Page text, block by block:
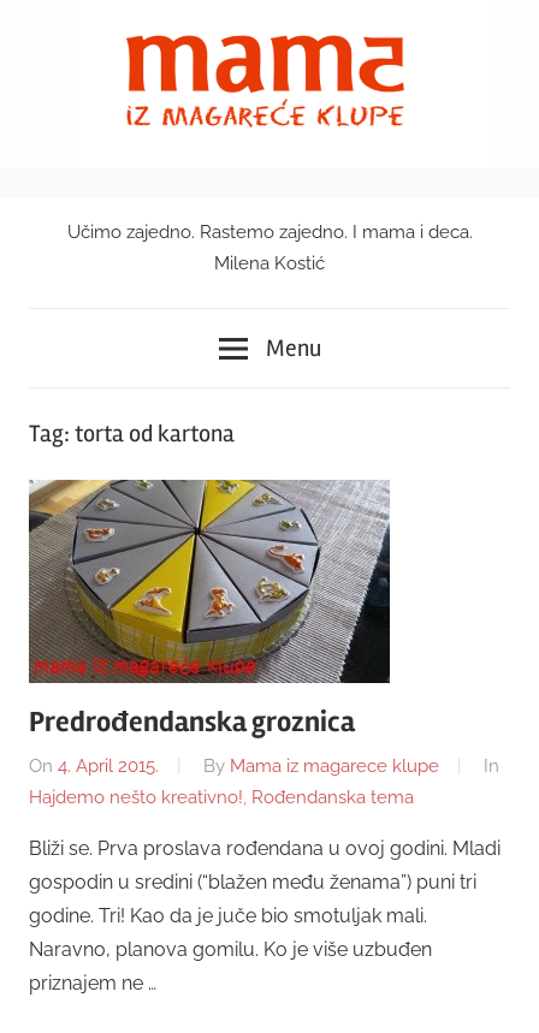
Mama
magareće
klupe
Učimo zajedno. Rastemo zajedno. I mama i deca.
Milena Kostić
Menu
Tag: torta od kartona
Predrođendanska groznica
On 4. April 2015. By Mama iz magarece klupe
In
Hajdemo nešto kreativno!, Rođendanska tema
Bliži se. Prva proslava rođendana u ovoj godini. Mladi
gospodin u sredini (“blažen među ženama”) puni tri
godine. Tri! Kao da je juče bio smotuljak mali.
Naravno, planova gomilu. Ko je više uzbuđen
priznajem ne …